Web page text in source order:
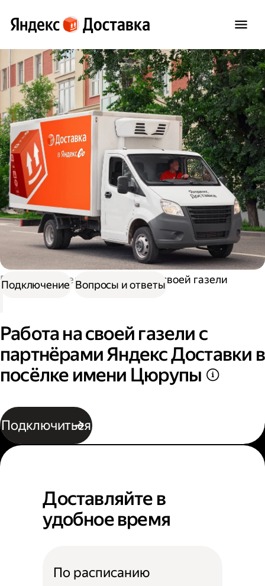
Работа водителем Работа на своей газели
Работа на своей газели с
партнёрами Яндекс Доставки в
посёлке имени Цюрупы
Подключиться
Подключение Вопросы и ответы
Доставляйте в
удобное время
По расписанию